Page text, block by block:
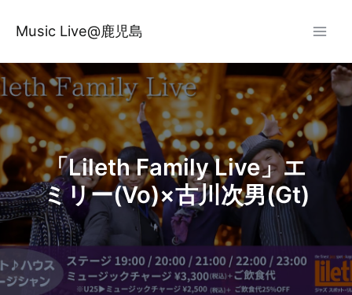
ス
キ
ッ
プ
Music Live@鹿児島
「Lileth Family Live」エ
ミリー(Vo)×古川次男(Gt)